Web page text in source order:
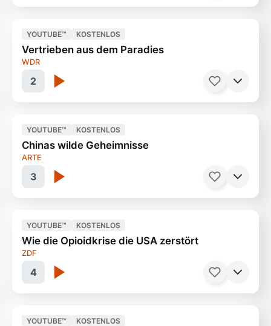
Tatort unter Wasser
2
YOUTUBE™ KOSTENLOS
Vertrieben aus dem Paradies
WDR
Kreativität oder Konformität
3
YOUTUBE™ KOSTENLOS
Chinas wilde Geheimnisse
ARTE
Die Regenwälder der Insel Hainan 44 Minuten
4
YOUTUBE™ KOSTENLOS
Wie die Opioidkrise die USA zerstört
ZDF
YOUTUBE™ KOSTENLOS